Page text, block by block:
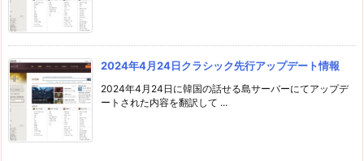
2024年4月24日クラシック先行アップデート情報
2024年4月24日に韓国の話せる島サーバーにてアップデ
ートされた内容を翻訳して ...